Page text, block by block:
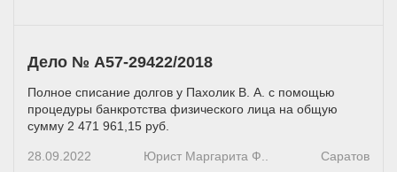
Дело № А57-29422/2018
Полное списание долгов у Пахолик В. А. с помощью
процедуры банкротства физического лица на общую
сумму 2 471 961,15 руб.
28.09.2022 Юрист Маргарита Ф..
Саратов